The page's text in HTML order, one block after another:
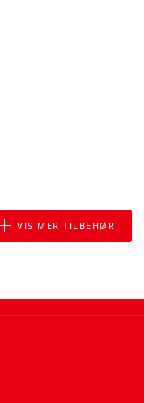
VIS MER TILBEHØR